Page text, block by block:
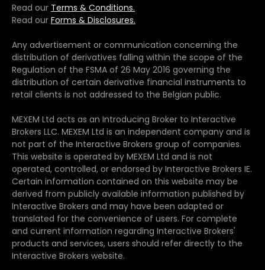
Read our Terms & Conditions.
Read our Forms & Disclosures.
Any advertisement or communication concerning the
distribution of derivatives falling within the scope of the
Regulation of the FSMA of 26 May 2016 governing the
distribution of certain derivative financial instruments to
retail clients is not addressed to the Belgian public.
MEXEM Ltd acts as an Introducing Broker to Interactive
Brokers LLC. MEXEM Ltd is an independent company and is
not part of the Interactive Brokers group of companies.
This website is operated by MEXEM Ltd and is not
operated, controlled, or endorsed by Interactive Brokers IE.
Certain information contained on this website may be
derived from publicly available information published by
Interactive Brokers and may have been adapted or
translated for the convenience of users. For complete
and current information regarding Interactive Brokers'
products and services, users should refer directly to the
Interactive Brokers website.